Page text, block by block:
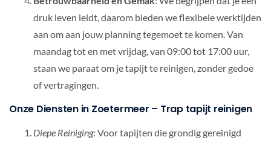
druk leven leidt, daarom bieden we flexibele werktijden
aan om aan jouw planning tegemoet te komen. Van
maandag tot en met vrijdag, van 09:00 tot 17:00 uur,
staan we paraat om je tapijt te reinigen, zonder gedoe
of vertragingen.
Onze Diensten in Zoetermeer – Trap tapijt reinigen
Diepe Reiniging: Voor tapijten die grondig gereinigd